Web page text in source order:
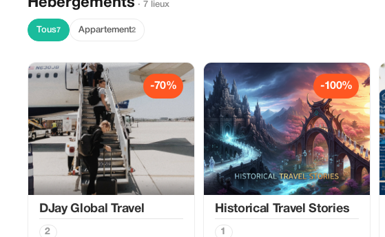
Hébergements · 7 lieux
Tous7 Appartement2
-70%
DJay Global Travel
2
-100%
Historical Travel Stories
1